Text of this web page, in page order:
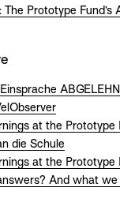
Prototype Fund’s
at the Prototype
die Schule
at the Prototype
And what we